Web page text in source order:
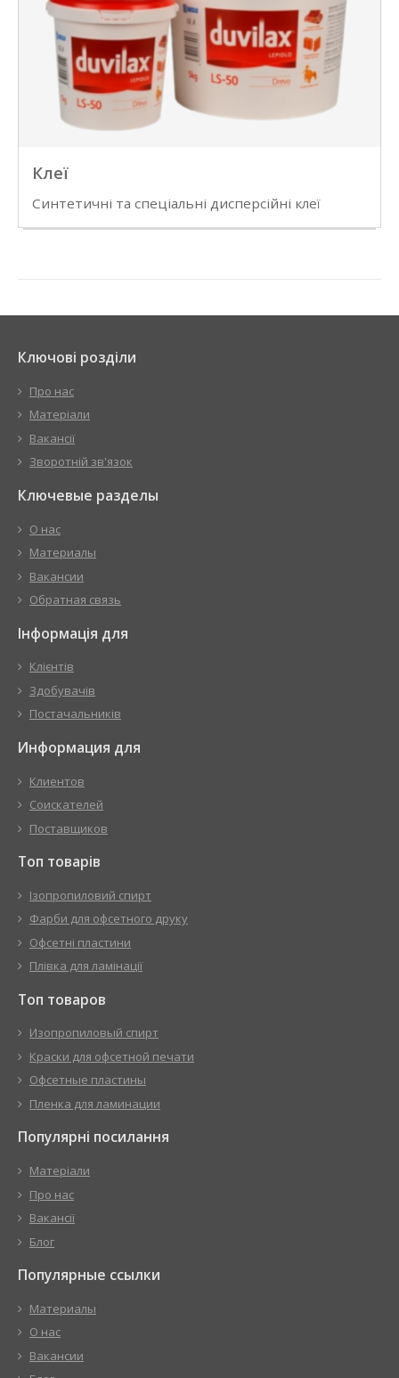
Клеї
Синтетичні та спеціальні дисперсійні клеї
Ключові розділи
Про нас
Матеріали
Вакансії
Зворотній зв'язок
Ключевые разделы
О нас
Материалы
Вакансии
Обратная связь
Інформація для
Клієнтів
Здобувачів
Постачальників
Информация для
Клиентов
Соискателей
Поставщиков
Топ товарів
Ізопропиловий спирт
Фарби для офсетного друку
Офсетні пластини
Плівка для ламінації
Топ товаров
Изопропиловый спирт
Краски для офсетной печати
Офсетные пластины
Пленка для ламинации
Популярні посилання
Матеріали
Про нас
Вакансії
Блог
Популярные ссылки
Материалы
О нас
Вакансии